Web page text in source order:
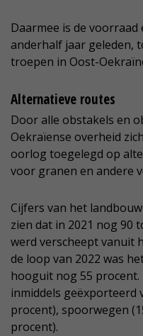
Daarmee is de
anderhalf jaar geleden,
troepen in Oost-
Alternatieve routes
Door alle obstakels en
Oekraïense overheid
oorlog toegelegd op
voor granen en andere
Cijfers van het
zien dat in 2021 nog 90
werd verscheept vanuit
de loop van 2022 was
hooguit nog 55
inmiddels geëxporteerd
procent), spoorwegen
procent).